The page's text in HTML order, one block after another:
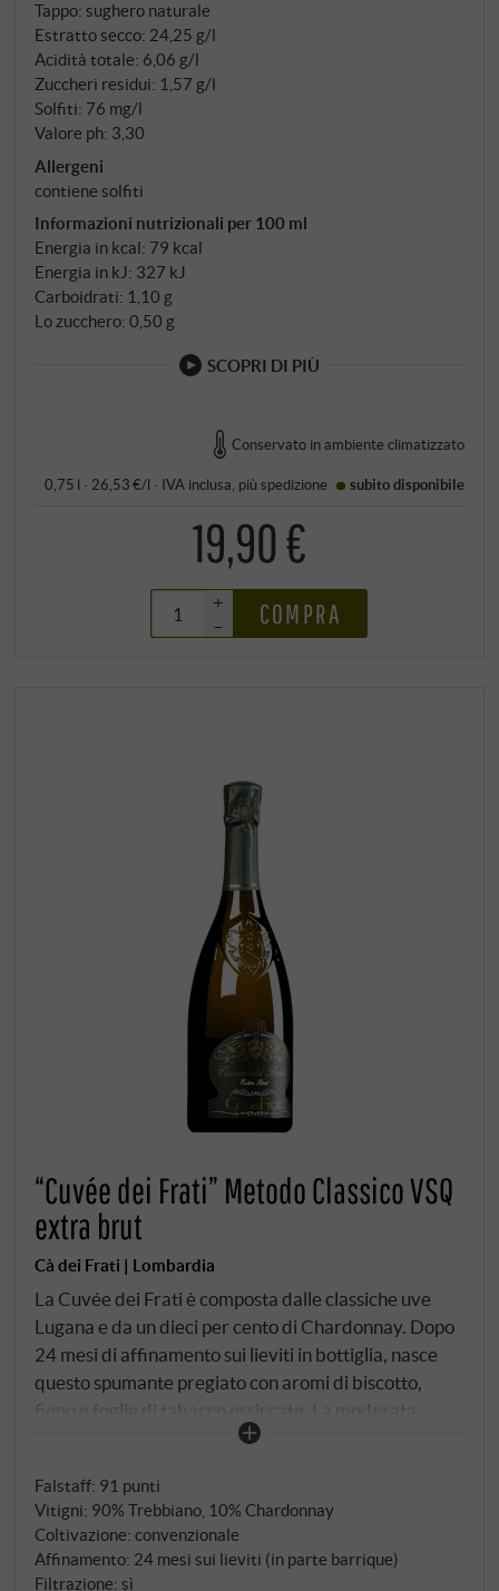
Tappo: sughero naturale
Estratto secco: 24,25 g/l
Acidità totale: 6,06 g/l
Zuccheri residui: 1,57 g/l
Solfiti: 76 mg/l
Valore ph: 3,30
Allergeni
contiene solfiti
Informazioni nutrizionali per 100 ml
Energia in kcal: 79 kcal
Energia in kJ: 327 kJ
Carboidrati: 1,10 g
Lo zucchero: 0,50 g
SCOPRI DI PIÙ
Conservato in ambiente climatizzato
0,75 l · 26,53 €/l · IVA inclusa, piùspedizione subito disponibile
19,90 €
+
–
COMPRA
“Cuvée dei Frati” Metodo Classico VSQ
extra brut
Cà dei Frati | Lombardia
La Cuvée dei Frati è composta dalle classiche uve
Lugana e da un dieci per cento di Chardonnay. Dopo
24 mesi di affinamento sui lieviti in bottiglia, nasce
questo spumante pregiato con aromi di biscotto,
fieno e foglie di tabacco essiccate. La moderata
acidità carbonica lo fa scivolare sul palato come seta.
Falstaff: 91 punti
Vitigni: 90% Trebbiano, 10% Chardonnay
Coltivazione: convenzionale
Affinamento: 24 mesi sui lieviti (in parte barrique)
Filtrazione: sì